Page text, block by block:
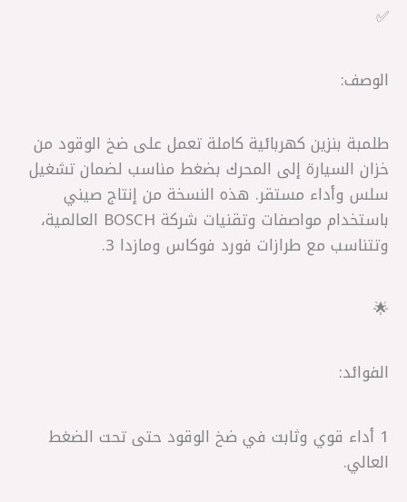
✅
الوصف:
طلمبة بنزين كهربائية كاملة تعمل على ضخ الوقود من
خزان السيارة إلى المحرك بضغط مناسب لضمان تشغيل
سلس وأداء مستقر. هذه النسخة من إنتاج صيني
باستخدام مواصفات وتقنيات شركة BOSCH العالمية،
وتتناسب مع طرازات فورد فوكاس ومازدا 3.
🌟
الفوائد:
1 أداء قوي وثابت في ضخ الوقود حتى تحت الضغط
العالي.